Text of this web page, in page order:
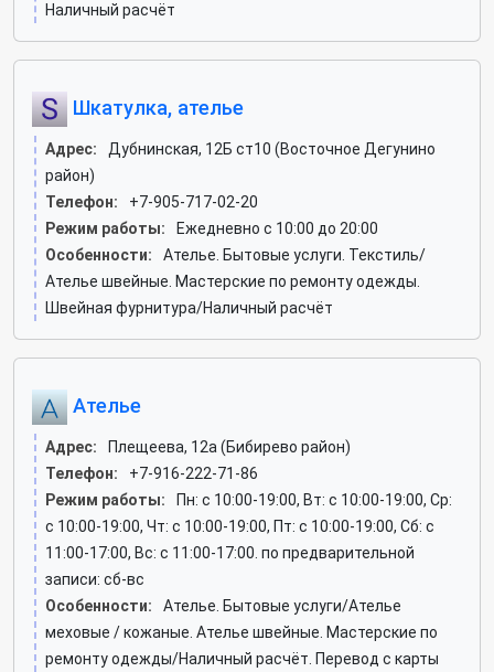
Наличный расчёт
Шкатулка, ателье
Адрес:
Дубнинская, 12Б ст10 (Восточное Дегунино
район)
Телефон:
+7-905-717-02-20
Режим работы:
Ежедневно с 10:00 до 20:00
Особенности:
Ателье. Бытовые услуги. Текстиль/
Ателье швейные. Мастерские по ремонту одежды.
Швейная фурнитура/Наличный расчёт
Ателье
Адрес:
Плещеева, 12а (Бибирево район)
Телефон:
+7-916-222-71-86
Режим работы:
Пн: c 10:00-19:00, Вт: c 10:00-19:00, Ср:
c 10:00-19:00, Чт: c 10:00-19:00, Пт: c 10:00-19:00, Сб: c
11:00-17:00, Вс: c 11:00-17:00. по предварительной
записи: сб-вс
Особенности:
Ателье. Бытовые услуги/Ателье
меховые / кожаные. Ателье швейные. Мастерские по
ремонту одежды/Наличный расчёт. Перевод с карты